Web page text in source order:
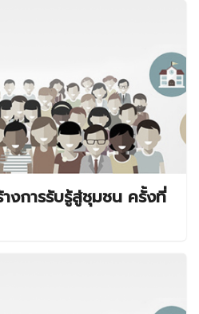
งการรับรู้สู่ชุมชน ครั้งที่